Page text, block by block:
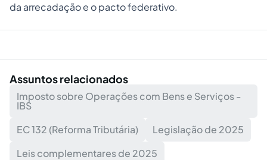
da arrecadação e o pacto federativo.
Assuntos relacionados
Imposto sobre Operações com Bens e Serviços -
IBS
EC 132 (Reforma Tributária)
Legislação de 2025
Leis complementares de 2025